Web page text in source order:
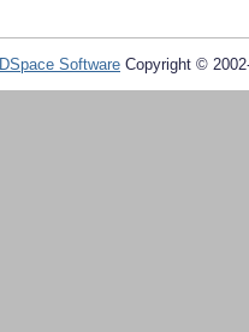
DSpace Software Copyright ©